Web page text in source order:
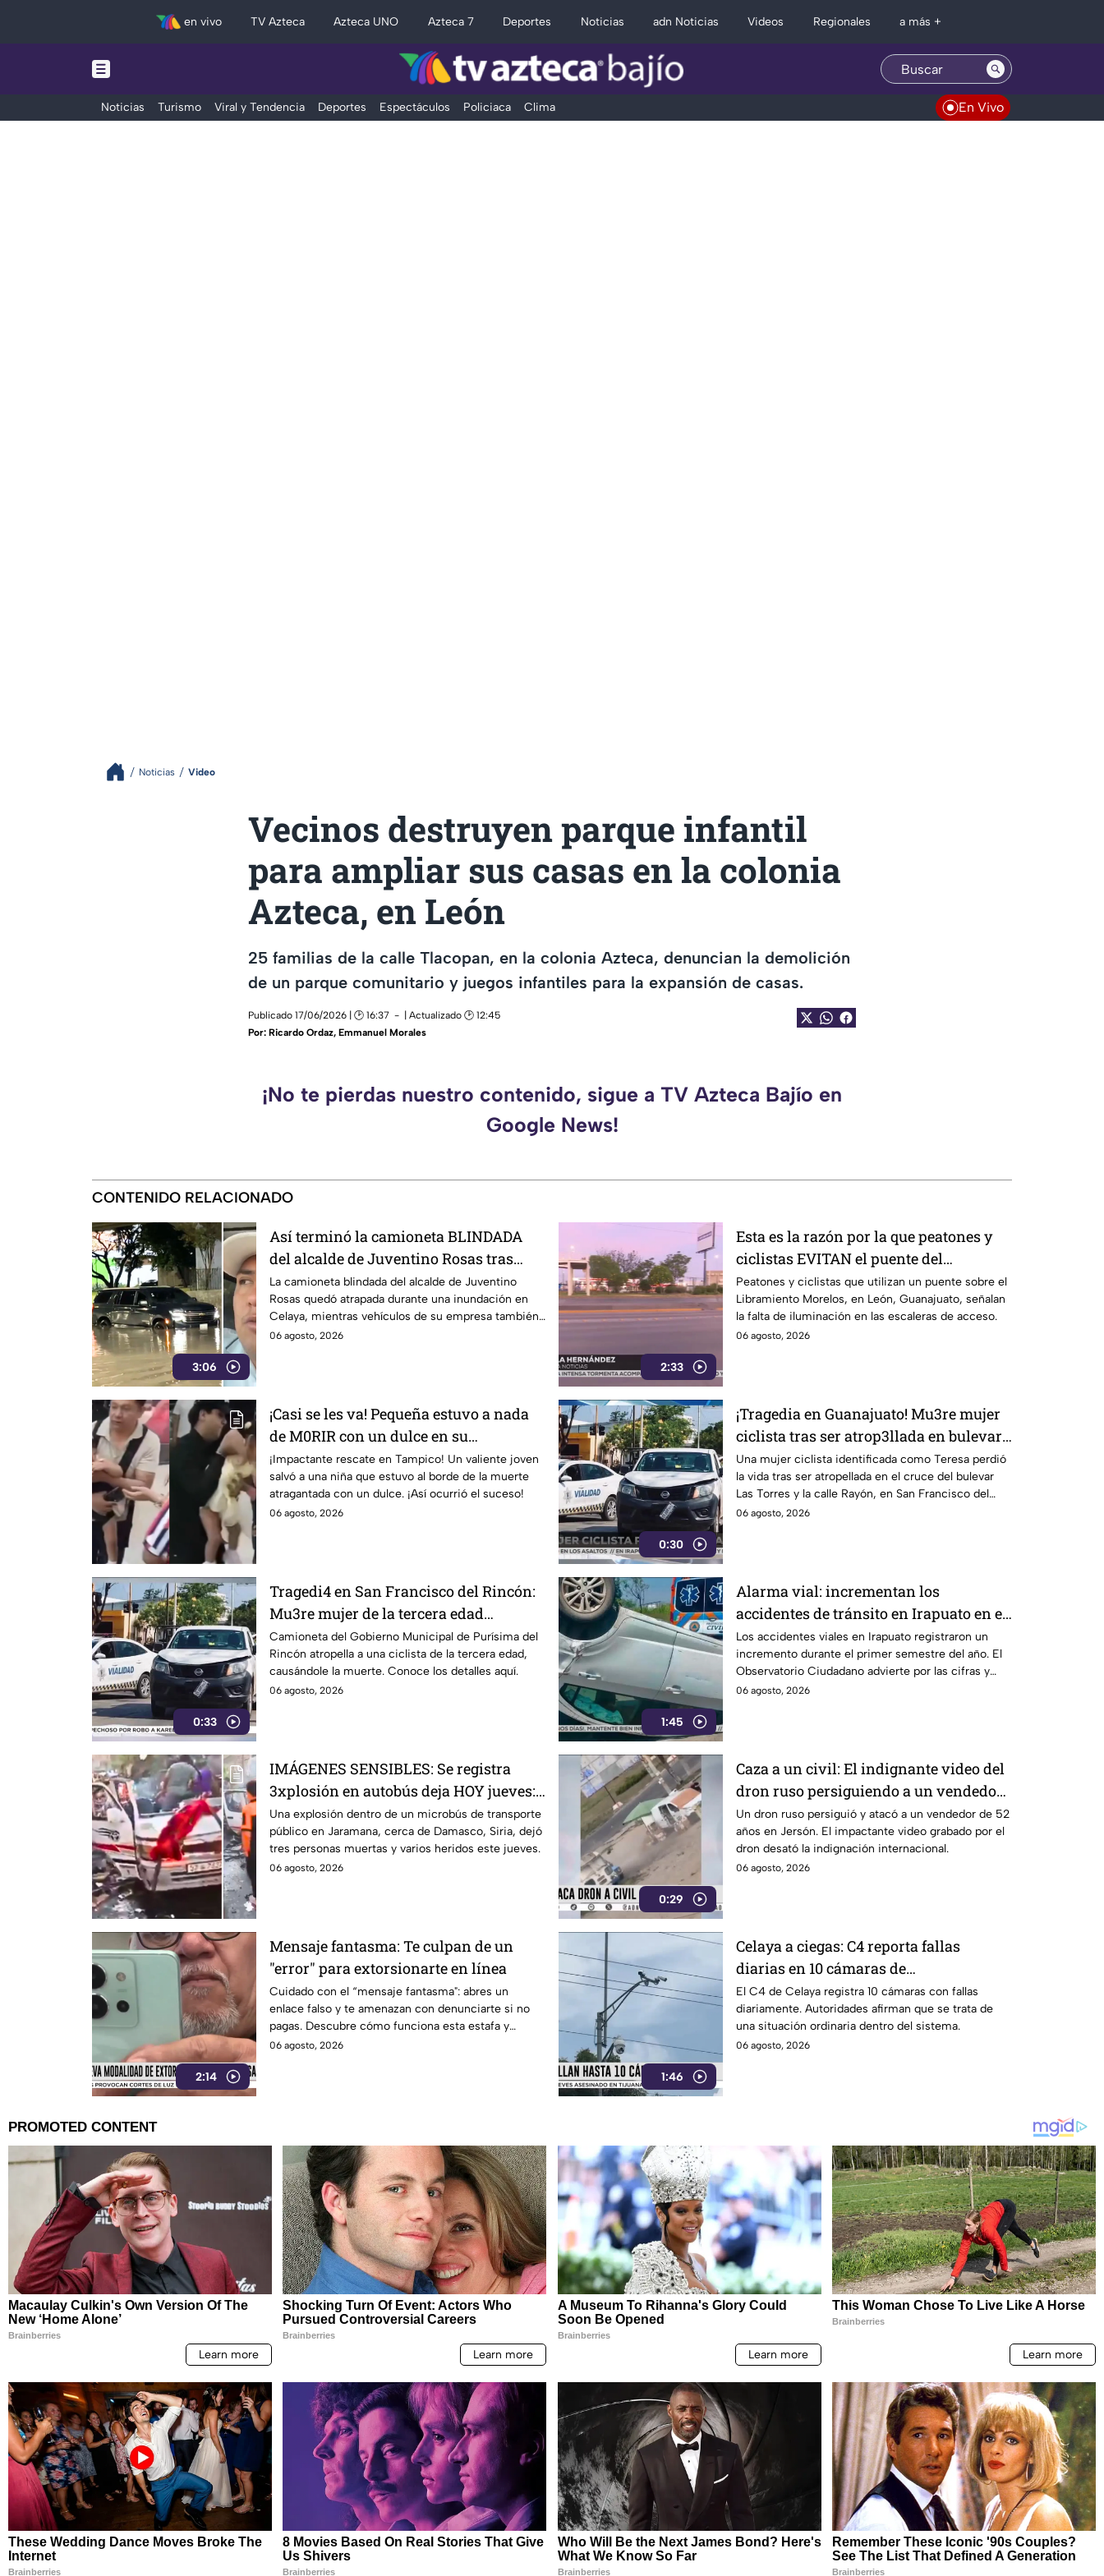
en vivo TV Azteca Azteca UNO Azteca 7 Deportes Noticias adn Noticias Videos Regionales a más +
Noticias Turismo Viral y Tendencia Deportes Espectáculos Policiaca Clima En Vivo
Noticias Video
Vecinos destruyen parque infantil
para ampliar sus casas en la colonia
Azteca, en León
25 familias de la calle Tlacopan, en la colonia Azteca, denuncian la demolición
de un parque comunitario y juegos infantiles para la expansión de casas.
Publicado 17/06/2026 | 🕑 16:37
| Actualizado 🕑 12:45
Por: Ricardo Ordaz, Emmanuel Morales
¡No te pierdas nuestro contenido, sigue a TV Azteca Bajío en
Google News!
CONTENIDO RELACIONADO
3:06
Así terminó la camioneta BLINDADA
del alcalde de Juventino Rosas tras
quedar atrapada por el agua en Celaya
La camioneta blindada del alcalde de Juventino
Rosas quedó atrapada durante una inundación en
Celaya, mientras vehículos de su empresa también
resultaron afectados.
06 agosto, 2026
2:33
Esta es la razón por la que peatones y
ciclistas EVITAN el puente del
Libramiento Morelos, en León
Peatones y ciclistas que utilizan un puente sobre el
Libramiento Morelos, en León, Guanajuato, señalan
la falta de iluminación en las escaleras de acceso.
06 agosto, 2026
¡Casi se les va! Pequeña estuvo a nada
de M0RIR con un dulce en su
G4RGANTA; reacción de testigo fue
clave | VIDEO
¡Impactante rescate en Tampico! Un valiente joven
salvó a una niña que estuvo al borde de la muerte
atragantada con un dulce. ¡Así ocurrió el suceso!
06 agosto, 2026
0:30
¡Tragedia en Guanajuato! Mu3re mujer
ciclista tras ser atrop3llada en bulevar
Las Torres: Así ocurrió
Una mujer ciclista identificada como Teresa perdió
la vida tras ser atropellada en el cruce del bulevar
Las Torres y la calle Rayón, en San Francisco del
Rincón.
06 agosto, 2026
0:33
Tragedi4 en San Francisco del Rincón:
Mu3re mujer de la tercera edad
atropell4da por vehículo oficial
Camioneta del Gobierno Municipal de Purísima del
Rincón atropella a una ciclista de la tercera edad,
causándole la muerte. Conoce los detalles aquí.
06 agosto, 2026
1:45
Alarma vial: incrementan los
accidentes de tránsito en Irapuato en el
primer semestre
Los accidentes viales en Irapuato registraron un
incremento durante el primer semestre del año. El
Observatorio Ciudadano advierte por las cifras y
percances.
06 agosto, 2026
IMÁGENES SENSIBLES: Se registra
3xplosión en autobús deja HOY jueves:
3 mu3rtos y varios heridos
Una explosión dentro de un microbús de transporte
público en Jaramana, cerca de Damasco, Siria, dejó
tres personas muertas y varios heridos este jueves.
06 agosto, 2026
0:29
Caza a un civil: El indignante video del
dron ruso persiguiendo a un vendedor
de verduras en Ucrania
Un dron ruso persiguió y atacó a un vendedor de 52
años en Jersón. El impactante video grabado por el
dron desató la indignación internacional.
06 agosto, 2026
2:14
Mensaje fantasma: Te culpan de un
"error" para extorsionarte en línea
Cuidado con el “mensaje fantasma": abres un
enlace falso y te amenazan con denunciarte si no
pagas. Descubre cómo funciona esta estafa y
protégete.
06 agosto, 2026
1:46
Celaya a ciegas: C4 reporta fallas
diarias en 10 cámaras de
videovigilancia
El C4 de Celaya registra 10 cámaras con fallas
diariamente. Autoridades afirman que se trata de
una situación ordinaria dentro del sistema.
06 agosto, 2026